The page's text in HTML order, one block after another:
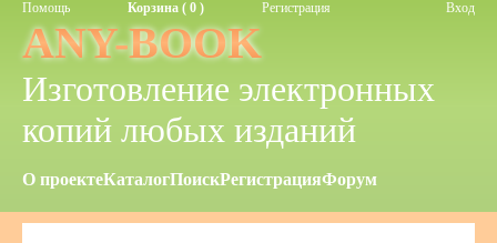
Помощь Корзина ( 0 ) Регистрация Вход
ANY-BOOK
Изготовление электронных
копий любых изданий
О проектеКаталогПоискРегистрацияФорум